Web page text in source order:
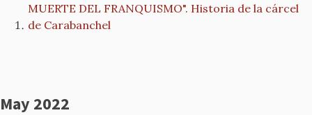
MUERTE DEL FRANQUISMO". Historia de la cárcel
de Carabanchel
May 2022